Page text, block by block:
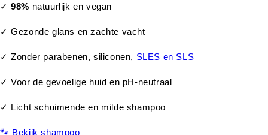
✓98% natuurlijk en vegan
✓ Gezonde glans en zachte vacht
✓ Zonder parabenen, siliconen, SLES en SLS
✓ Voor de gevoelige huid en pH-neutraal
✓ Licht schuimende en milde shampoo
🐾 Bekijk shampoo